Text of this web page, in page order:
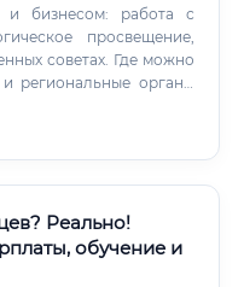
и бизнесом: работа с
просвещение,
советах. Где можно
Реально!
обучение и